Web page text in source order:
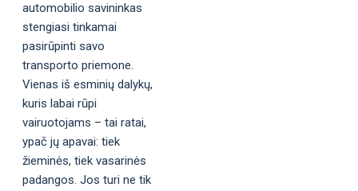
automobilio savininkas
stengiasi tinkamai
pasirūpinti savo
transporto priemone.
Vienas iš esminių dalykų,
kuris labai rūpi
vairuotojams – tai ratai,
ypač jų apavai: tiek
žieminės, tiek vasarinės
padangos. Jos turi ne tik